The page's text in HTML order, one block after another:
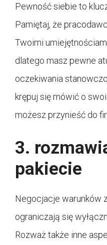
Pewność siebie to
Pamiętaj, że
Twoimi
dlatego masz pewne
oczekiwania
krępuj się mówić o
możesz przynieść do
3.
pakiecie
Negocjacje warunków
ograniczają się
Rozważ także inne